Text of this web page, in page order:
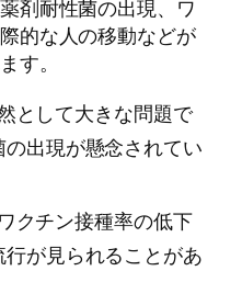
剤耐性菌の出現、ワ
的な人の移動などが
す。
として大きな問題で
出現が懸念されてい
クチン接種率の低下
が見られることがあ